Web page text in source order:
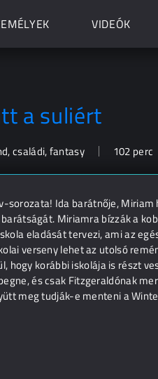
VIDEÓK
a suliért
családi, fantasy 102 perc
Ida barátnője, Miriam
Miriamra bízzák a
eladását tervezi, ami az
verseny lehet az utolsó
hogy korábbi iskolája is részt
és csak Fitzgeraldónak
meg tudják-e menteni a